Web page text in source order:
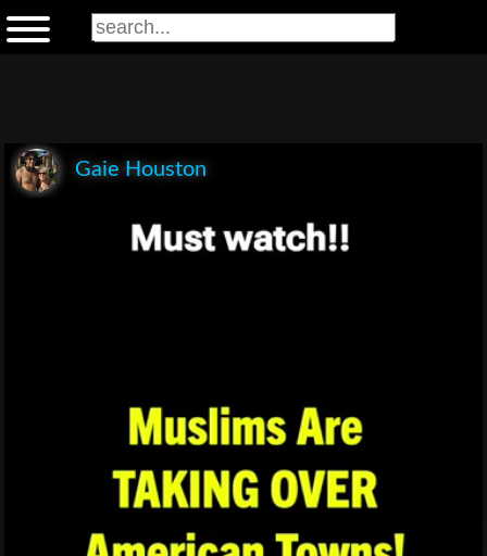
Gaie Houston